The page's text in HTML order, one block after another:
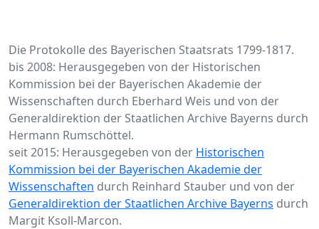
Die Protokolle des Bayerischen Staatsrats 1799-1817.
bis 2008: Herausgegeben von der Historischen
Kommission bei der Bayerischen Akademie der
Wissenschaften durch Eberhard Weis und von der
Generaldirektion der Staatlichen Archive Bayerns durch
Hermann Rumschöttel.
seit 2015: Herausgegeben von der Historischen
Kommission bei der Bayerischen Akademie der
Wissenschaften durch Reinhard Stauber und von der
Generaldirektion der Staatlichen Archive Bayerns durch
Margit Ksoll-Marcon.